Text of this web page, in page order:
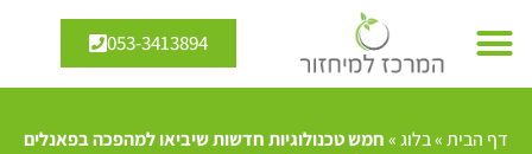
053-3413894
דף הבית»בלוג»חמש טכנולוגיות חדשות שיביאו למהפכה בפאנלים